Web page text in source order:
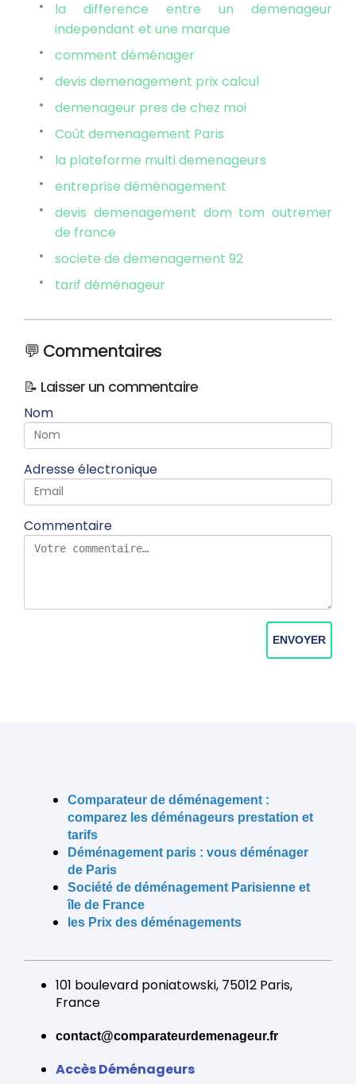
la difference entre un demenageur
independant et une marque
comment déménager
devis demenagement prix calcul
demenageur pres de chez moi
Coût demenagement Paris
la plateforme multi demenageurs
entreprise déménagement
devis demenagement dom tom outremer
de france
societe de demenagement 92
tarif déménageur
💬 Commentaires
📝 Laisser un commentaire
Nom
Adresse électronique
Commentaire
ENVOYER
Comparateur de déménagement :
comparez les déménageurs prestation et
tarifs
Déménagement paris : vous déménager
de Paris
Société de déménagement Parisienne et
île de France
les Prix des déménagements
101 boulevard poniatowski, 75012 Paris,
France
contact@comparateurdemenageur.fr
Accès Déménageurs